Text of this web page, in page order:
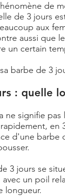
de
de 3 jours
aux
aussi que
un certain
barbe de 3
: quelle
signifie
d'une
3 jours se
un poil
longueur.